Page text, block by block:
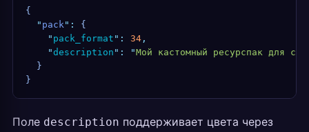
{
  "
pack" :
{
    "
pack_format " : 34 ,
    "
description " : "Мой кастомный ресурспак для
  }
}
Поле description поддерживает цвета через